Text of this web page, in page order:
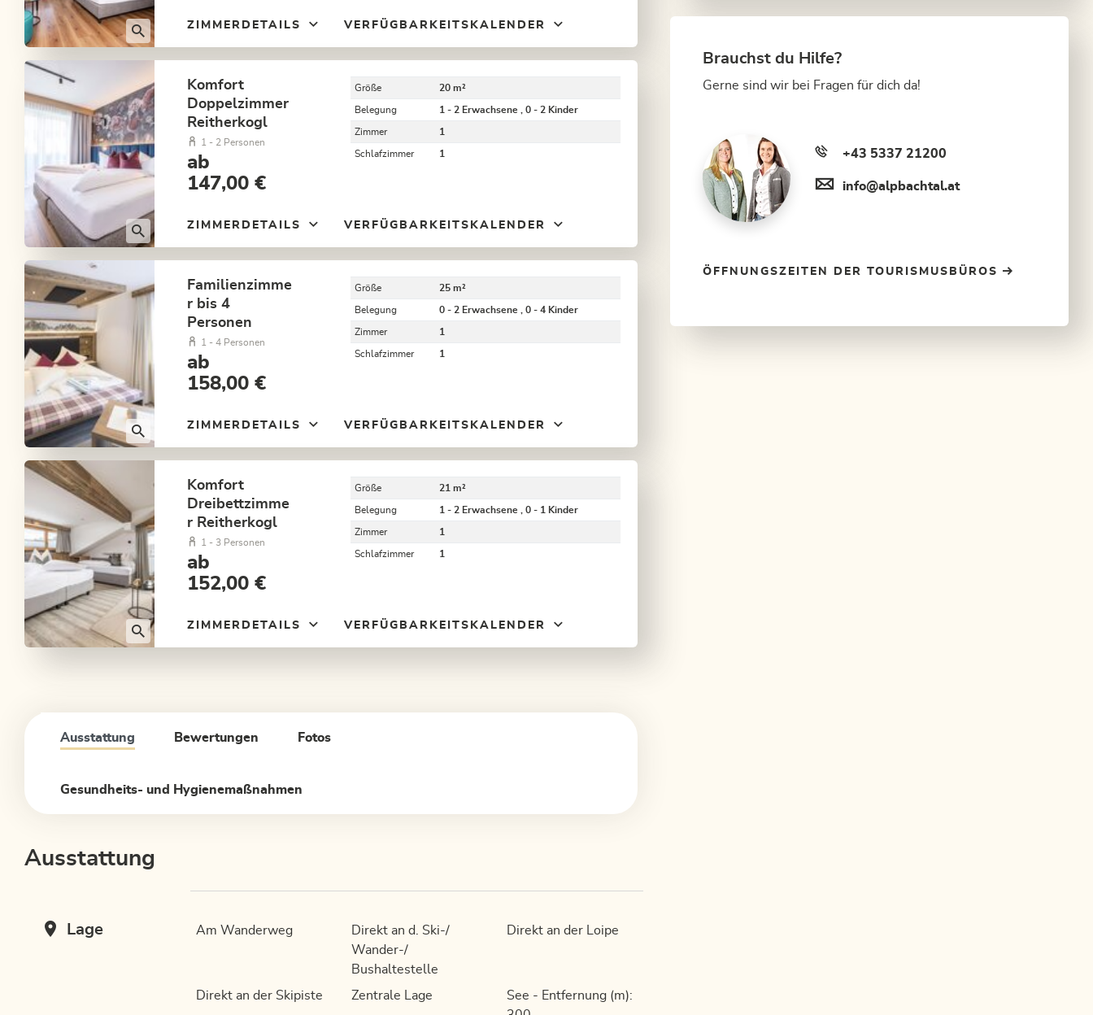
ZIMMERDETAILS VERFÜGBARKEITSKALENDER
Komfort
Doppelzimmer
Reitherkogl
1 - 2 Personen
ab
147,00 €
Größe 20 m²
Belegung 1 - 2 Erwachsene , 0 - 2 Kinder
Zimmer 1
Schlafzimmer 1
ZIMMERDETAILS VERFÜGBARKEITSKALENDER
Familienzimme
r bis 4
Personen
1 - 4 Personen
ab
158,00 €
Größe 25 m²
Belegung 0 - 2 Erwachsene , 0 - 4 Kinder
Zimmer 1
Schlafzimmer 1
ZIMMERDETAILS VERFÜGBARKEITSKALENDER
Komfort
Dreibettzimme
r Reitherkogl
1 - 3 Personen
ab
152,00 €
Größe 21 m²
Belegung 1 - 2 Erwachsene , 0 - 1 Kinder
Zimmer 1
Schlafzimmer 1
ZIMMERDETAILS VERFÜGBARKEITSKALENDER
Ausstattung Bewertungen Fotos
Gesundheits- und Hygienemaßnahmen
Ausstattung
Lage Am Wanderweg
Direkt an d. Ski-/
Wander-/
Bushaltestelle
Direkt an der Loipe
Direkt an der Skipiste Zentrale Lage
See - Entfernung (m):
Brauchst du Hilfe?
Gerne sind wir bei Fragen für dich da!
+43 5337 21200
info@alpbachtal.at
ÖFFNUNGSZEITEN DER TOURISMUSBÜROS